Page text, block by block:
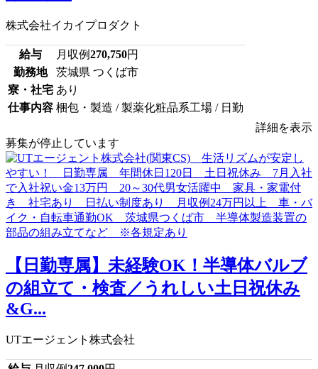
株式会社イカイプロダクト
給与 月収例270,750円
勤務地
茨城県 つくば市
寮・社宅 あり
仕事内容 梱包・製造 / 製薬化粧品系工場 / 日勤
詳細を表示
募集が停止しています
【日勤専属】未経験OK！半導体バルブ
の組立て・検査／うれしい土日祝休み
&G...
UTエージェント株式会社